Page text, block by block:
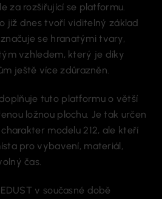
za rozšiřující se platformu.
již dnes tvoří viditelný základ
se hranatými tvary,
vzhledem, který je díky
ještě více zdůrazněn.
tuto platformu o větší
ložnou plochu. Je tak určen
modelu 212, ale kteří
pro vybavení, materiál,
čas.
v současné době